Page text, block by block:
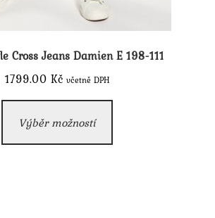
Cross Jeans Damien E 198-111
1799.00 Kč včetně DPH
Výběr možností
má